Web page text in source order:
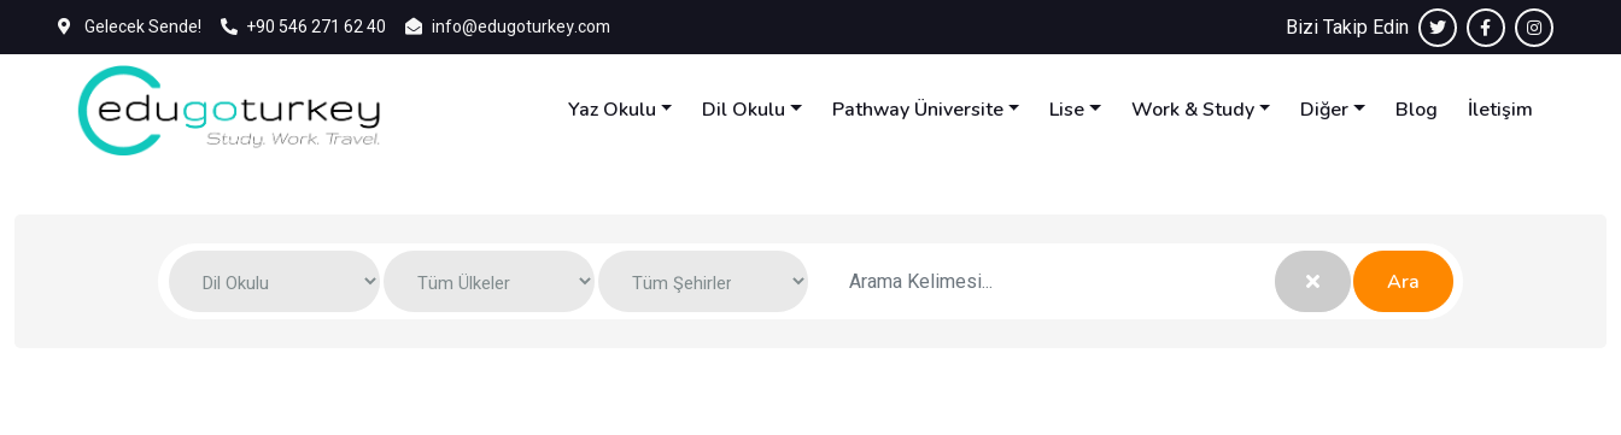
Gelecek Sende! +90 546 271 62 40 info@edugoturkey.com Bizi Takip Edin
Yaz Okulu Dil Okulu Pathway Üniversite Lise Work & Study Diğer Blog İletişim
Ara